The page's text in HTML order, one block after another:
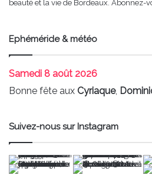
beauté et la vie de Bordeaux. Abonnez-
Ephéméride & météo
Samedi 8 août 2026
Bonne fête aux Cyriaque,
Suivez-nous sur Instagram